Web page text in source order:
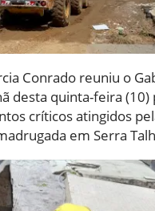
Conrado reuniu o
desta quinta-feira (10)
críticos atingidos
em Serra